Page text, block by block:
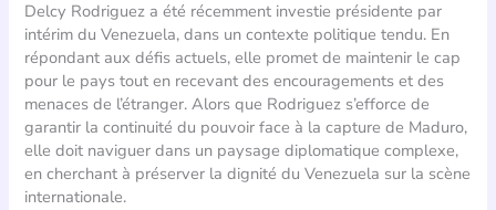
Delcy Rodriguez a été récemment investie présidente par
intérim du Venezuela, dans un contexte politique tendu. En
répondant aux défis actuels, elle promet de maintenir le cap
pour le pays tout en recevant des encouragements et des
menaces de l’étranger. Alors que Rodriguez s’efforce de
garantir la continuité du pouvoir face à la capture de Maduro,
elle doit naviguer dans un paysage diplomatique complexe,
en cherchant à préserver la dignité du Venezuela sur la scène
internationale.